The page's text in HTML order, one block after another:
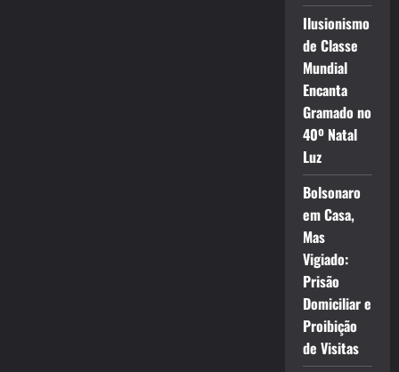
Ilusionismo
de Classe
Mundial
Encanta
Gramado no
40º Natal
Luz
Bolsonaro
em Casa,
Mas
Vigiado:
Prisão
Domiciliar e
Proibição
de Visitas